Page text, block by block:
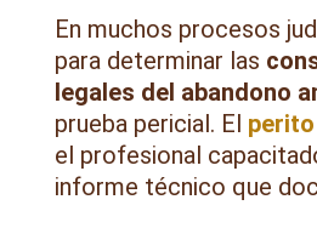
En muchos procesos
para determinar las
legales del abandono
prueba pericial. El
el profesional
informe técnico que